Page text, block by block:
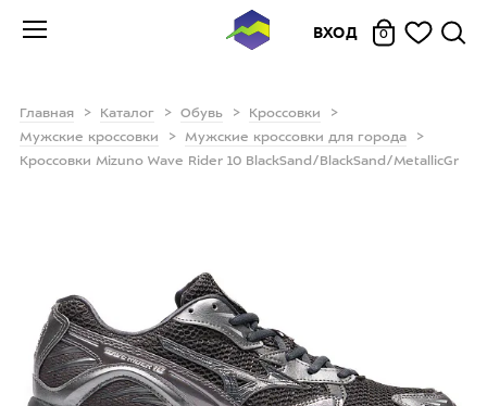
ВХОД 0
Главная Каталог Обувь
Кроссовки
Мужские кроссовки
Мужские кроссовки для города
Кроссовки Mizuno Wave Rider 10 BlackSand/BlackSand/MetallicGr